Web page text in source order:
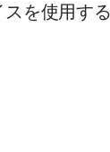
を使用す